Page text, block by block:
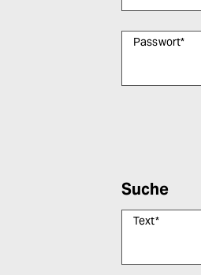
Passwort*
Suche
Text*